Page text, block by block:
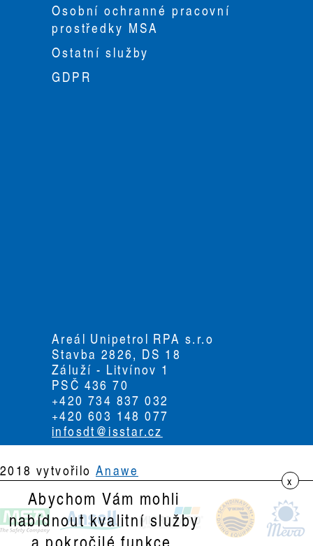
Osobní ochranné pracovní
prostředky MSA
Ostatní služby
GDPR
Areál Unipetrol RPA s.r.o
Stavba 2826, DS 18
Záluží - Litvínov 1
PSČ 436 70
+420 734 837 032
+420 603 148 077
infosdt@isstar.cz
2018 vytvořilo Anawe
Abychom Vám mohli
nabídnout kvalitní služby
x